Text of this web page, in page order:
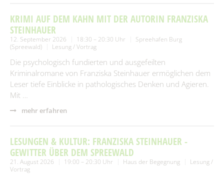
KRIMI AUF DEM KAHN MIT DER AUTORIN FRANZISKA
STEINHAUER
12. September 2026 18:30 – 20:30 Uhr
Spreehafen Burg
(Spreewald)
Lesung / Vortrag
Die psychologisch fundierten und ausgefeilten
Kriminalromane von Franziska Steinhauer ermöglichen dem
Leser tiefe Einblicke in pathologisches Denken und Agieren.
Mit …
mehr erfahren
LESUNGEN & KULTUR: FRANZISKA STEINHAUER -
GEWITTER ÜBER DEM SPREEWALD
21. August 2026 19:00 – 20:30 Uhr Haus der Begegnung
Lesung /
Vortrag